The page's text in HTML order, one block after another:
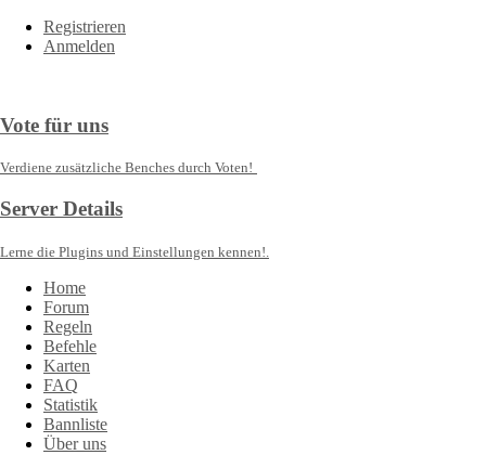
Registrieren
Anmelden
Vote für uns
Verdiene zusätzliche Benches durch Voten!
Server Details
Lerne die Plugins und Einstellungen kennen!.
Home
Forum
Regeln
Befehle
Karten
FAQ
Statistik
Bannliste
Über uns